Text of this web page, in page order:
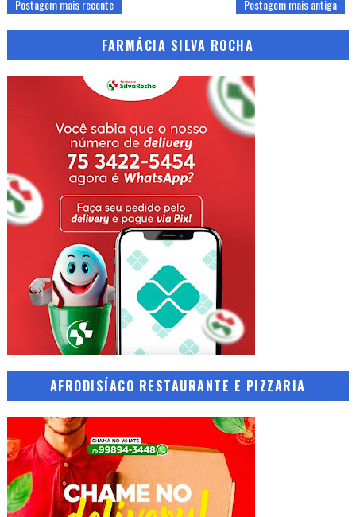
Postagem mais recente Postagem mais antiga
FARMÁCIA SILVA ROCHA
AFRODISÍACO RESTAURANTE E PIZZARIA